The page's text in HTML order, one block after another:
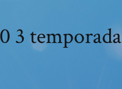
3 temporada